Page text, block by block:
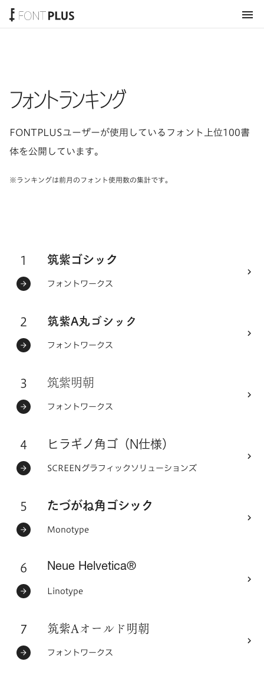
フォントランキング
FONTPLUSユーザーが使用しているフォント上位100書
体を公開しています。
※ランキングは前月のフォント使用数の集計です。
1
ステータス：
フォントシリーズ
筑紫ゴシック
フォントメーカー
フォントワークス
2
ステータス：
フォントシリーズ
筑紫A丸ゴシック
フォントメーカー
フォントワークス
3
ステータス：
フォントシリーズ
筑紫明朝
フォントメーカー
フォントワークス
4
ステータス：
フォントシリーズ
ヒラギノ角ゴ（N仕様）
フォントメーカー
SCREENグラフィックソリューションズ
5
ステータス：
フォントシリーズ
たづがね角ゴシック
フォントメーカー
Monotype
6
ステータス：
フォントシリーズ
Neue Helvetica®
フォントメーカー
Linotype
7
ステータス：
フォントシリーズ
筑紫Aオールド明朝
フォントメーカー
フォントワークス